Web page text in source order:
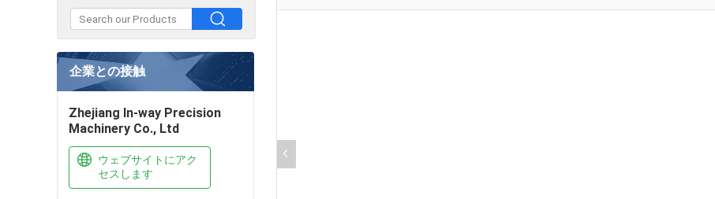
企業との接触
Zhejiang In-way Precision
Machinery Co., Ltd
ウェブサイトにアク
セスします